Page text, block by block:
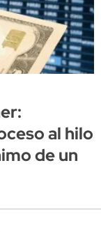
al hilo
de un